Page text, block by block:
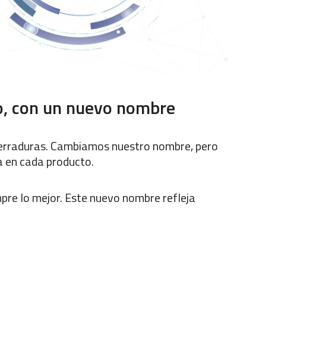
con un nuevo nombre
Cambiamos nuestro nombre, pero
cada producto.
lo mejor. Este nuevo nombre refleja